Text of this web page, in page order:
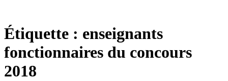
Étiquette : enseignants
fonctionnaires du concours
2018